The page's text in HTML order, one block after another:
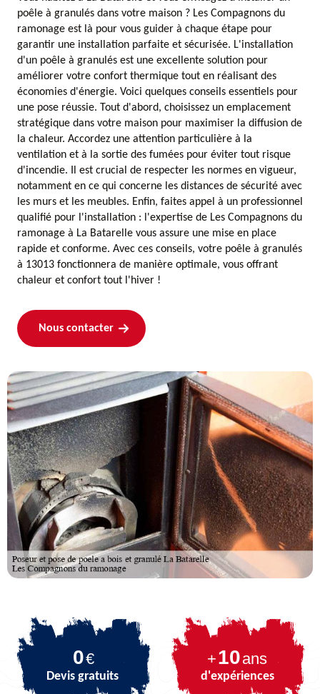
poêle à granulés dans votre maison ? Les Compagnons du
ramonage est là pour vous guider à chaque étape pour
garantir une installation parfaite et sécurisée. L'installation
d'un poêle à granulés est une excellente solution pour
améliorer votre confort thermique tout en réalisant des
économies d'énergie. Voici quelques conseils essentiels pour
une pose réussie. Tout d'abord, choisissez un emplacement
stratégique dans votre maison pour maximiser la diffusion de
la chaleur. Accordez une attention particulière à la
ventilation et à la sortie des fumées pour éviter tout risque
d'incendie. Il est crucial de respecter les normes en vigueur,
notamment en ce qui concerne les distances de sécurité avec
les murs et les meubles. Enfin, faites appel à un professionnel
qualifié pour l'installation : l'expertise de Les Compagnons du
ramonage à La Batarelle vous assure une mise en place
rapide et conforme. Avec ces conseils, votre poêle à granulés
à 13013 fonctionnera de manière optimale, vous offrant
chaleur et confort tout l'hiver !
Nous contacter
0€
Devis gratuits
+10ans
d'expériences